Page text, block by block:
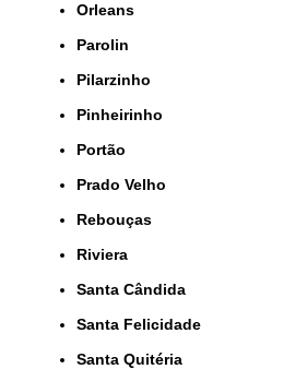
Orleans
Parolin
Pilarzinho
Pinheirinho
Portão
Prado Velho
Rebouças
Riviera
Santa Cândida
Santa Felicidade
Santa Quitéria